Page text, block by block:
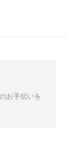
お手伝いを